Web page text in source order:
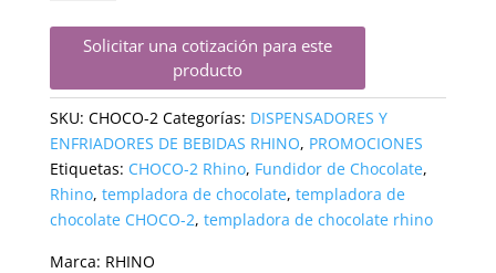
CHOCO-
2
Rhino
cantidad
Solicitar una cotización para este
producto
SKU: CHOCO-2 Categorías: DISPENSADORES Y
ENFRIADORES DE BEBIDAS RHINO, PROMOCIONES
Etiquetas: CHOCO-2 Rhino, Fundidor de Chocolate,
Rhino, templadora de chocolate, templadora de
chocolate CHOCO-2, templadora de chocolate rhino
Marca: RHINO